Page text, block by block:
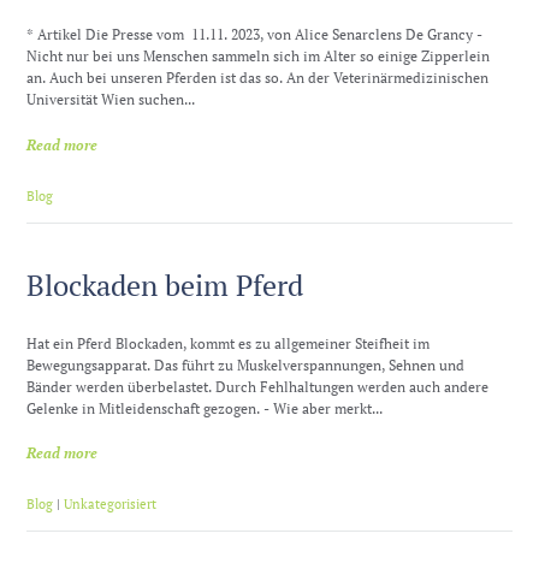
* Artikel Die Presse vom 11.11. 2023, von Alice Senarclens De Grancy -
Nicht nur bei uns Menschen sammeln sich im Alter so einige Zipperlein
an. Auch bei unseren Pferden ist das so. An der Veterinärmedizinischen
Universität Wien suchen...
Read more
Blog
Blockaden beim Pferd
Hat ein Pferd Blockaden, kommt es zu allgemeiner Steifheit im
Bewegungsapparat. Das führt zu Muskelverspannungen, Sehnen und
Bänder werden überbelastet. Durch Fehlhaltungen werden auch andere
Gelenke in Mitleidenschaft gezogen. - Wie aber merkt...
Read more
Blog |Unkategorisiert